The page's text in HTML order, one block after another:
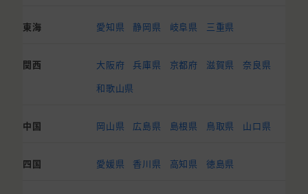
東海 愛知県 静岡県 岐阜県 三重県
関西 大阪府 兵庫県 京都府 滋賀県
奈良県
和歌山県
中国 岡山県 広島県 島根県 鳥取県 山口県
四国 愛媛県 香川県 高知県 徳島県